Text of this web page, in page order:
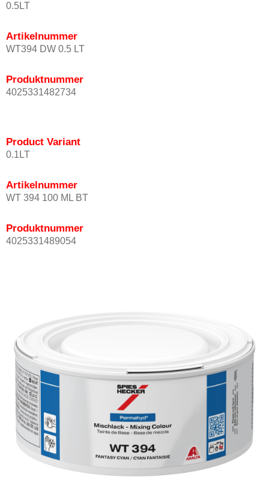
0.5LT
Artikelnummer
WT394 DW 0.5 LT
Produktnummer
4025331482734
Product Variant
0.1LT
Artikelnummer
WT 394 100 ML BT
Produktnummer
4025331489054